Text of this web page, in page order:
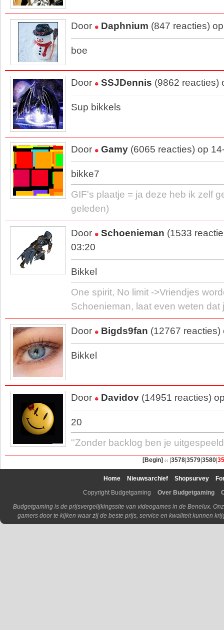
Door Daphnium (847 reacties)
boe
Door SSJDennis (9862 reacties)
Sup bikkels
Door Gamy (6065 reacties) op
bikke7
GIF's plaatje = ja deze heb ik zelf
geleden)
Door Schoenieman (1533
03:20
Bikkel
One spirit, No limit ->Vriendjes
Schoenieman, laat even weten dat
Door Bigds9fan (12767
Bikkel
Door Davidov (14951 reacties)
20
''Zonder backlog ben je
[Begin] 3578 3579 3580
Home Nieuwsarchief Shopsurvey
Copyright Budgetgaming
Over Budgetgaming
Budgetgaming is de prijsvergelijkingssite van videogames in de Benelux.
gamers door te kijken waar zij de beste prijs, service en kwaliteit kunnen